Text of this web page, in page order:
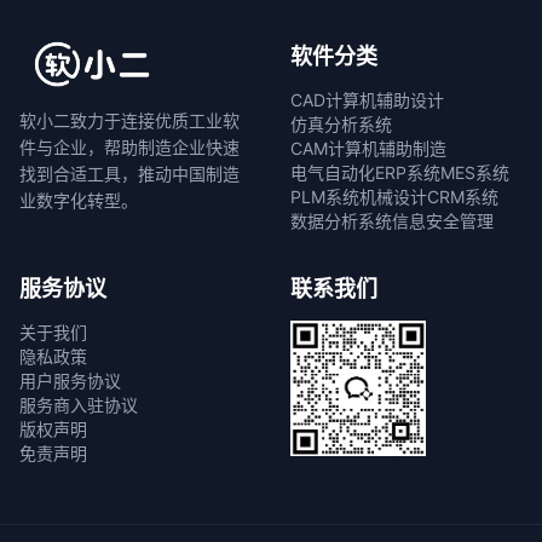
软小二致力于连接优质工业软
件与企业，帮助制造企业快速
找到合适工具，推动中国制造
业数字化转型。
软件分类
CAD计算机辅助设计
仿真分析系统
CAM计算机辅助制造
电气自动化ERP系统MES系统
PLM系统机械设计CRM系统
数据分析系统信息安全管理
服务协议
关于我们
隐私政策
用户服务协议
服务商入驻协议
版权声明
免责声明
联系我们